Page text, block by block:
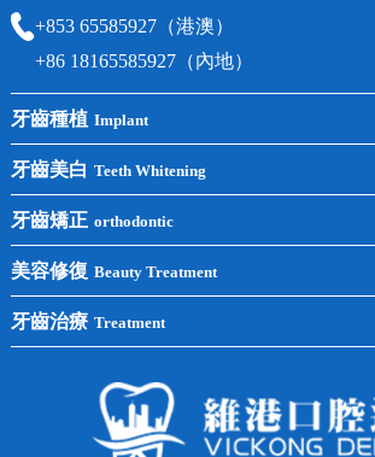
+853 65585927（港澳）
+86 18165585927（內地）
牙齒種植 Implant
前牙種植
後牙種植
單顆種植
半口種植
全口種植
牙齒美白 Teeth Whitening
冷光美白
洗牙
四環素牙
常見問題
牙齒矯正 orthodontic
牙齒矯正
兒童矯正
牙列不齊
美容修復 Beauty Treatment
全瓷牙
牙齒治療 Treatment